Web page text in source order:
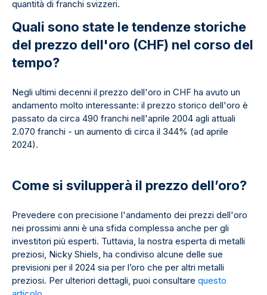
quantità di franchi svizzeri.
Quali sono state le tendenze storiche
del prezzo dell'oro (CHF) nel corso del
tempo?
Negli ultimi decenni il prezzo dell'oro in CHF ha avuto un
andamento molto interessante: il prezzo storico dell'oro è
passato da circa 490 franchi nell'aprile 2004 agli attuali
2.070 franchi - un aumento di circa il 344% (ad aprile
2024).
Come si svilupperà il prezzo dell’oro?
Prevedere con precisione l'andamento dei prezzi dell'oro
nei prossimi anni è una sfida complessa anche per gli
investitori più esperti. Tuttavia, la nostra esperta di metalli
preziosi, Nicky Shiels, ha condiviso alcune delle sue
previsioni per il 2024 sia per l’oro che per altri metalli
preziosi. Per ulteriori dettagli, puoi consultare questo